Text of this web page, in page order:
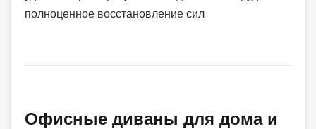
полноценное восстановление сил
Офисные диваны для дома и